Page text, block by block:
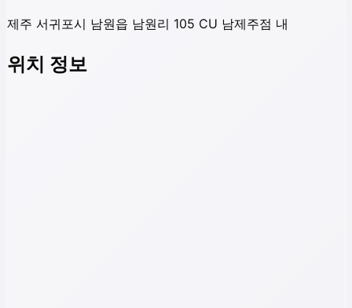
제주 서귀포시 남원읍 남원리 105 CU 남제주점 내
위치 정보